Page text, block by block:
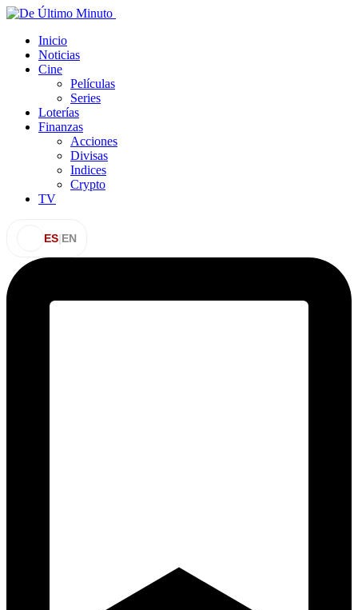
Inicio
Noticias
Cine
Películas
Series
Loterías
Finanzas
Acciones
Divisas
Indices
Crypto
TV
ES|EN